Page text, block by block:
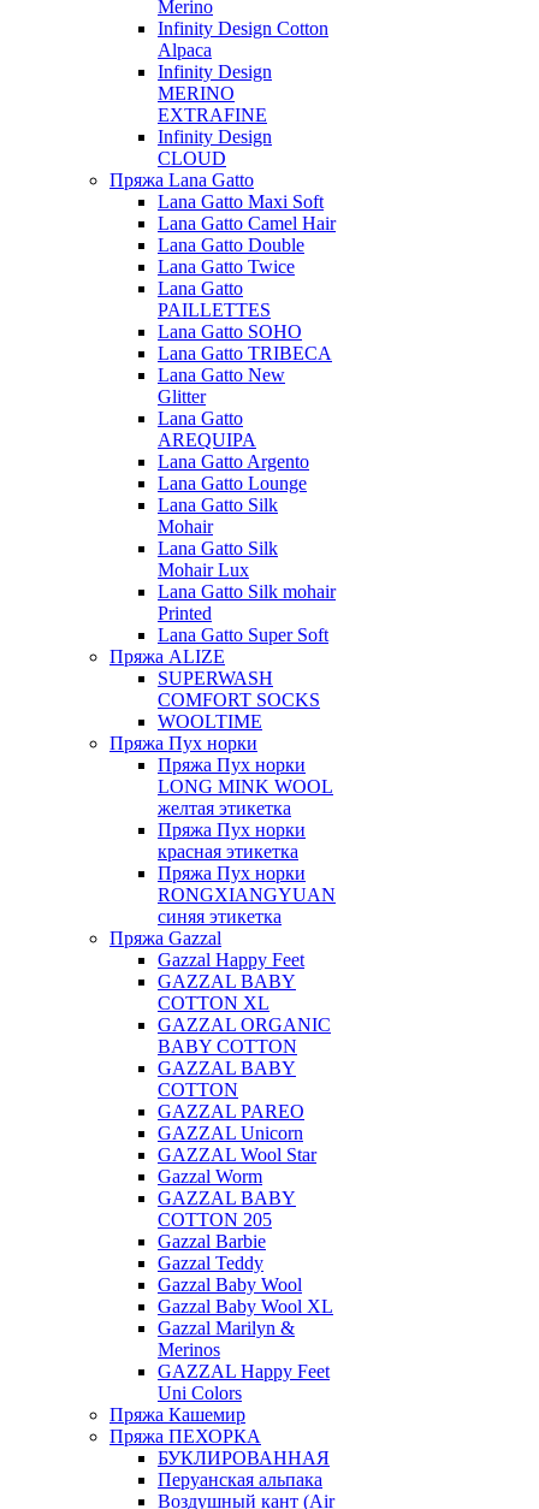
Merino
Infinity Design Cotton
Alpaca
Infinity Design
MERINO
EXTRAFINE
Infinity Design
CLOUD
Пряжа Lana Gatto
Lana Gatto Maxi Soft
Lana Gatto Camel Hair
Lana Gatto Double
Lana Gatto Twice
Lana Gatto
PAILLETTES
Lana Gatto SOHO
Lana Gatto TRIBECA
Lana Gatto New
Glitter
Lana Gatto
AREQUIPA
Lana Gatto Argento
Lana Gatto Lounge
Lana Gatto Silk
Mohair
Lana Gatto Silk
Mohair Lux
Lana Gatto Silk mohair
Printed
Lana Gatto Super Soft
Пряжа ALIZE
SUPERWASH
COMFORT SOCKS
WOOLTIME
Пряжа Пух норки
Пряжа Пух норки
LONG MINK WOOL
желтая этикетка
Пряжа Пух норки
красная этикетка
Пряжа Пух норки
RONGXIANGYUAN
синяя этикетка
Пряжа Gazzal
Gazzal Happy Feet
GAZZAL BABY
COTTON XL
GAZZAL ORGANIC
BABY COTTON
GAZZAL BABY
COTTON
GAZZAL PAREO
GAZZAL Unicorn
GAZZAL Wool Star
Gazzal Worm
GAZZAL BABY
COTTON 205
Gazzal Barbie
Gazzal Teddy
Gazzal Baby Wool
Gazzal Baby Wool XL
Gazzal Marilyn &
Merinos
GAZZAL Happy Feet
Uni Colors
Пряжа Кашемир
Пряжа ПЕХОРКА
БУКЛИРОВАННАЯ
Перуанская альпака
Воздушный кант (Air